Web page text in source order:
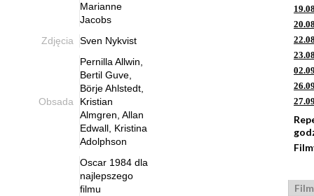
Marianne
Jacobs
Zdjęcia
Sven Nykvist
Obsada
Pernilla Allwin,
Bertil Guve,
Börje Ahlstedt,
Kristian
Almgren, Allan
Edwall, Kristina
Adolphson
Oscar 1984 dla
najlepszego
filmu